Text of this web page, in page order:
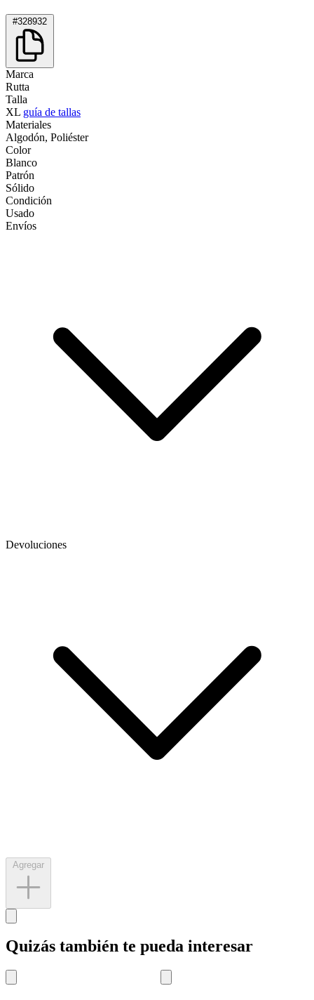
#328932
Marca
Rutta
Talla
XL guía de tallas
Materiales
Algodón, Poliéster
Color
Blanco
Patrón
Sólido
Condición
Usado
Envíos
Devoluciones
Quizás también te pueda interesar